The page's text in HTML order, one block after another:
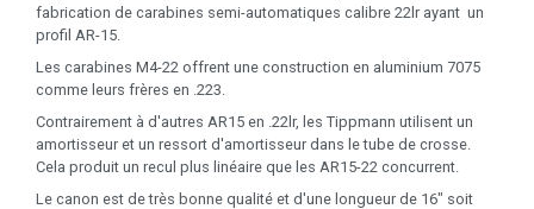
fabrication de carabines semi-automatiques calibre 22lr ayant un
profil AR-15.
Les carabines M4-22 offrent une construction en aluminium 7075
comme leurs frères en .223.
Contrairement à d'autres AR15 en .22lr, les Tippmann utilisent un
amortisseur et un ressort d'amortisseur dans le tube de crosse.
Cela produit un recul plus linéaire que les AR15-22 concurrent.
Le canon est de très bonne qualité et d'une longueur de 16" soit